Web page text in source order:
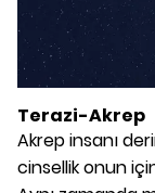
Terazi-Akrep
Akrep insanı
cinsellik onun